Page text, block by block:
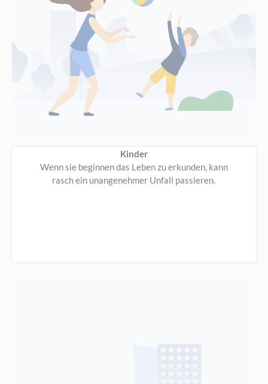
Kinder
Wenn sie beginnen das Leben zu erkunden, kann
rasch ein unangenehmer Unfall passieren.